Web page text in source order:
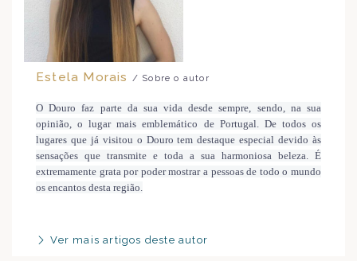
Estela Morais / Sobre o autor
O Douro faz parte da sua vida desde sempre, sendo, na sua
opinião, o lugar mais emblemático de Portugal. De todos os
lugares que já visitou o Douro tem destaque especial devido às
sensações que transmite e toda a sua harmoniosa beleza. É
extremamente grata por poder mostrar a pessoas de todo o mundo
os encantos desta região.
Ver mais artigos deste autor